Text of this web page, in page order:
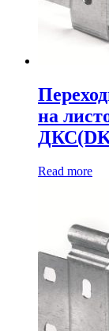
на
Read more